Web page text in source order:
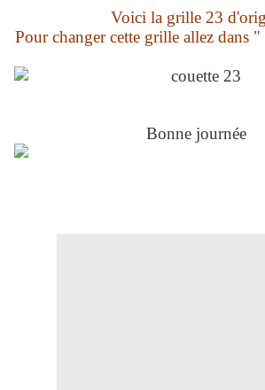
Voici la grille 23
Pour changer cette grille allez dans "
Bonne journée